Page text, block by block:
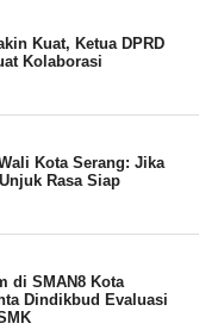
menyoroti dugaan
milik daerah
tersebut
Permendagri Nomor
Barang Milik
untuk
terkait proses
dan sesuai
Kuat, Ketua DPRD
Kolaborasi
Kota Serang: Jika
Rasa Siap
di SMAN8 Kota
Dindikbud Evaluasi